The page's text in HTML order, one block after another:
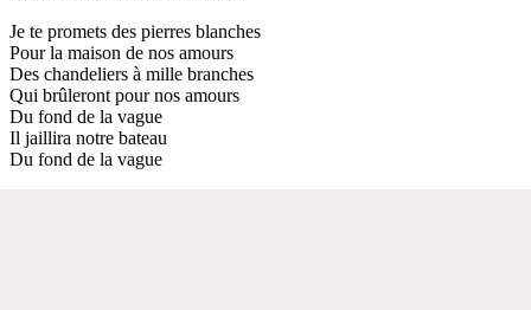
Je te promets des pierres blanches
Pour la maison de nos amours
Des chandeliers à mille branches
Qui brûleront pour nos amours
Du fond de la vague
Il jaillira notre bateau
Du fond de la vague